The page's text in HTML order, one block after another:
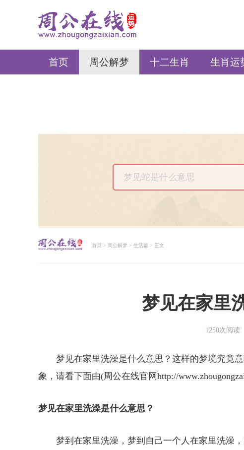
周公在线
首页 周公解梦 十二生肖 生肖运
首页 > 周公解梦 > 生活篇 > 正文
梦见在家里
1250次阅读
梦见在家里洗澡是什么意思？这样的梦境究竟
象，请看下面由(周公在线官网http://
梦见在家里洗澡是什么意思？
梦到在家里洗澡，梦到自己一个人在家里洗澡